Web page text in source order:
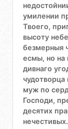
умилении
Твоего,
высоту
безмерныя
есмы, но на
дивнаго
чудотворца
муж по
Господи,
десятих
нечестивых.